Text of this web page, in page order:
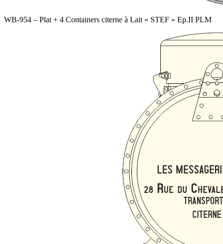
WB-954 – Plat + 4 Containers citerne à Lait « STEF » Ep.II PLM